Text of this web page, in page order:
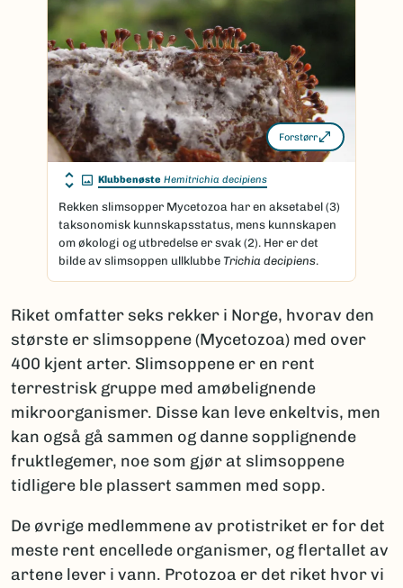
Forstørr
Klubbenøste Hemitrichia decipiens
Rekken slimsopper Mycetozoa har en aksetabel (3)
taksonomisk kunnskapsstatus, mens kunnskapen
om økologi og utbredelse er svak (2). Her er det
bilde av slimsoppen ullklubbe Trichia decipiens.
Riket omfatter seks rekker i Norge, hvorav den
største er slimsoppene (Mycetozoa) med over
400 kjent arter. Slimsoppene er en rent
terrestrisk gruppe med amøbelignende
mikroorganismer. Disse kan leve enkeltvis, men
kan også gå sammen og danne sopplignende
fruktlegemer, noe som gjør at slimsoppene
tidligere ble plassert sammen med sopp.
De øvrige medlemmene av protistriket er for det
meste rent encellede organismer, og flertallet av
artene lever i vann. Protozoa er det riket hvor vi